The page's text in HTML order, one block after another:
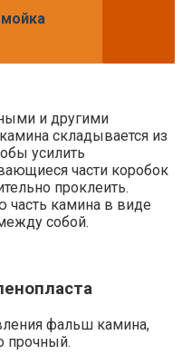
и другими
складывается из
усилить
части коробок
проклеить.
часть камина в виде
собой.
фальш камина,
прочный.